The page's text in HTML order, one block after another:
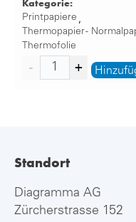
Kategorie:
Printpapiere ,
Thermopapier -
Thermofolie
Standort
Diagramma AG
Zürcherstrasse 152